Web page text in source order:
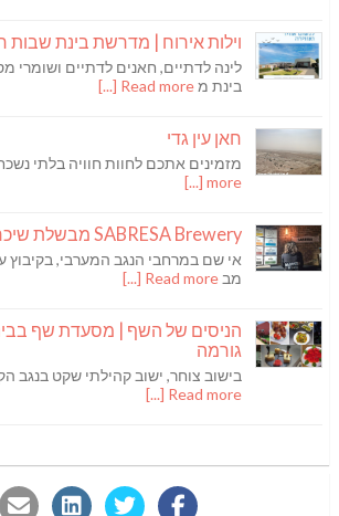
וילות אירוח | מדרשת בינת שבות
לינה לדתיים, חאנים לדתיים ושומרי
בינת מRead more [...]
חאן עין גדי
מזמינים אתכם לחוות חוויה בלתי
more [...]
SABRESA Brewery מבשלת שיכר | מבשלת בירה
אי שם במרחבי הנגב המערבי, בקיבוץ
מב Read more [...]
הניסים של השף | מסעדת שף
גורמה
בישוב צוחר, ישוב קהילתי שקט בנגב
Read more [...]